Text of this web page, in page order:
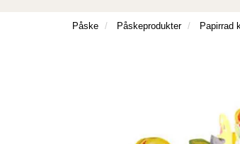
Påske Påskeprodukter Papirrad